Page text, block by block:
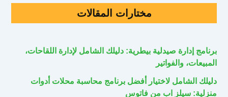
مختارات المقالات
برنامج إدارة صيدلية بيطرية: دليلك الشامل لإدارة اللقاحات،
المبيعات، والفواتير
دليلك الشامل لاختيار أفضل برنامج محاسبة محلات أدوات
منزلية: سيلز اب من فاتوس